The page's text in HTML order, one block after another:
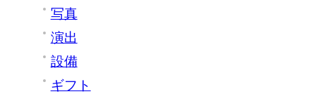
写真
演出
設備
ギフト